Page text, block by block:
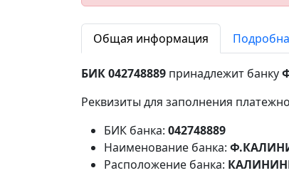
Общая информация
БИК 042748889 принадлежит банку
Реквизиты для заполнения
БИК банка: 042748889
Наименование банка:
Расположение банка: